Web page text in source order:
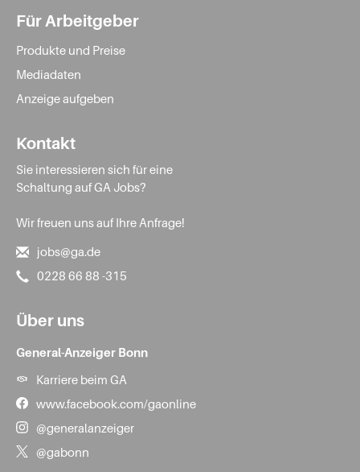
Für Arbeitgeber
Produkte und Preise
Mediadaten
Anzeige aufgeben
Kontakt
Sie interessieren sich für eine
Schaltung auf GA Jobs?
Wir freuen uns auf Ihre Anfrage!
jobs@ga.de
0228 66 88 -315
Über uns
General-Anzeiger Bonn
Karriere beim GA
www.facebook.com/gaonline
@generalanzeiger
@gabonn